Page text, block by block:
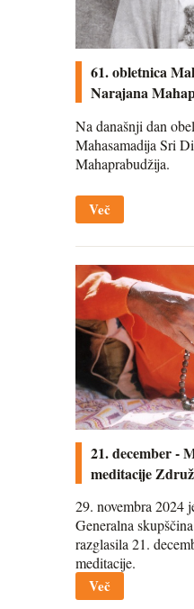
61. obletnica
Narajana
Na današnji dan
Mahasamadija Sri
Mahaprabudžija.
Več
21. december -
meditacije
29. novembra 2024
Generalna
razglasila 21.
meditacije.
Več